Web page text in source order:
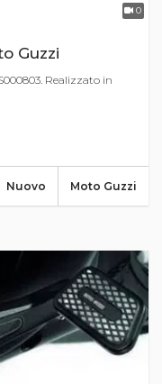
0
Guzzi
Realizzato in
Moto Guzzi
Nuovo